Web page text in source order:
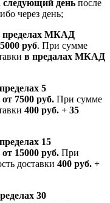
следующий день после
через день;
пределах МКАД
руб. При сумме
в предалах МКАД
5
от 7500 руб. При сумме
400 руб. + 35
15
от 15000 руб. При
доставки 400 руб. +
30